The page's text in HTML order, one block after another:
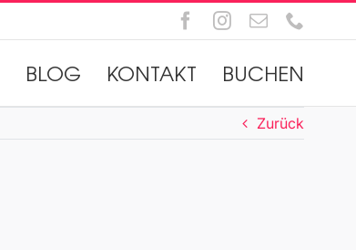
Facebook
Instagram
E-
Mail
BLOG KONTAKT BUCHEN
Zurück